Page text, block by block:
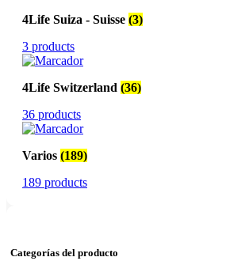
4Life Suiza - Suisse (3)
3 products
4Life Switzerland (36)
36 products
Varios (189)
189 products
Categorías del producto